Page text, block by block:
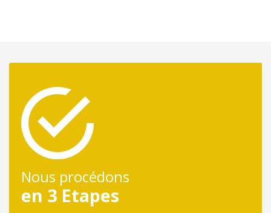
Nous procédons
en 3 Etapes